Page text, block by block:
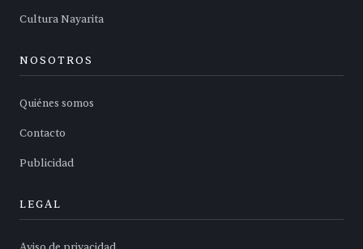
Cultura Nayarita
NOSOTROS
Quiénes somos
Contacto
Publicidad
LEGAL